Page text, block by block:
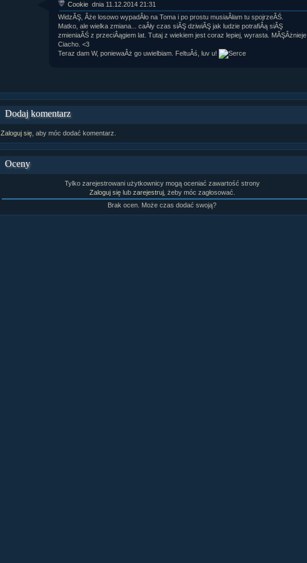
Cookie dnia 11.12.2014 21:31
WidzĂŞ, Âże losowo wypadÂło na Toma i po prostu musiaÂłam tu spojrzeĂŚ.
Matko, ale wielka zmiana... caÂły czas siĂŞ dziwiĂŞ jak ludzie potrafiÂą siĂŞ
zmieniaĂŚ z przeciÂągiem lat. Tutaj z wiekiem jest coraz lepiej, wyrasta. MĂŞÂżnieje.
Ciacho. <3
Teraz dam W, poniewaÂż go uwielbiam. FeltuÂś, luv u!
Dodaj komentarz
Zaloguj się, aby móc dodać komentarz.
Oceny
Tylko zarejestrowani użytkownicy mogą oceniać zawartość strony
Zaloguj sięlub zarejestruj, żeby móc zagłosować.
Brak ocen. Może czas dodać swoją?